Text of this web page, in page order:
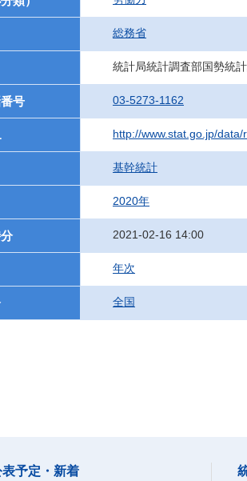
総務省
統計局統計調査部国勢統
号 03-5273-1162
http://www.stat.go.jp/
基幹統計
2020年
2021-02-16 14:00
年次
全国
予定・新着